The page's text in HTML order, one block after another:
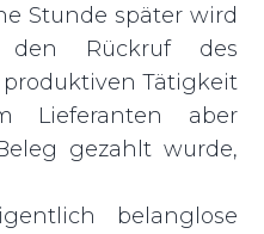
Stunde später wird
Rückruf des
Tätigkeit
Lieferanten aber
gezahlt wurde,
belanglose